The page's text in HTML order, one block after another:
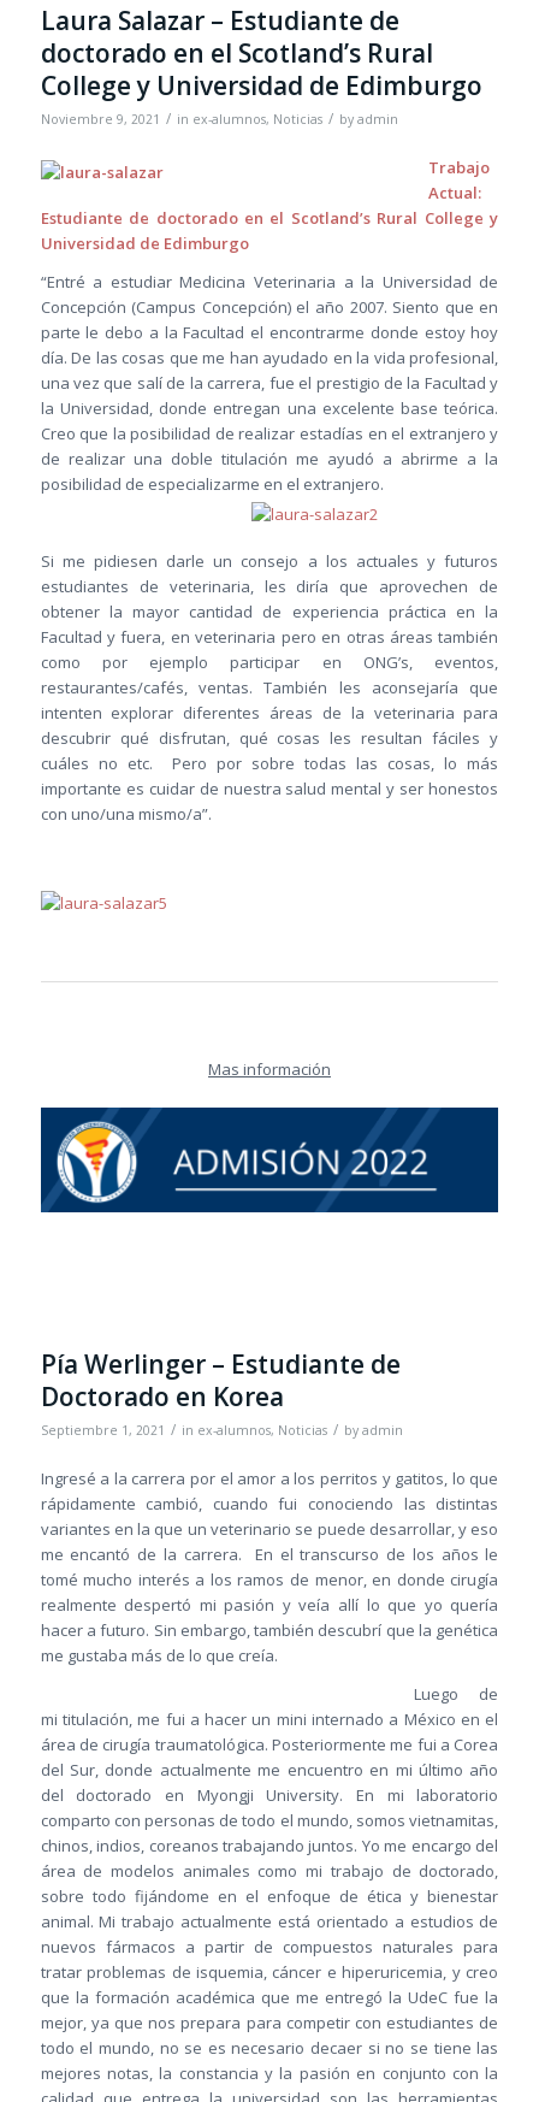
Laura Salazar – Estudiante de
doctorado en el Scotland’s Rural
College y Universidad de Edimburgo
Noviembre 9, 2021 / in ex-alumnos, Noticias / by admin
Trabajo
Actual:
Estudiante de doctorado en el Scotland’s Rural College y
Universidad de Edimburgo
“Entré a estudiar Medicina Veterinaria a la Universidad de
Concepción (Campus Concepción) el año 2007. Siento que en
parte le debo a la Facultad el encontrarme donde estoy hoy
día. De las cosas que me han ayudado en la vida profesional,
una vez que salí de la carrera, fue el prestigio de la Facultad y
la Universidad, donde entregan una excelente base teórica.
Creo que la posibilidad de realizar estadías en el extranjero y
de realizar una doble titulación me ayudó a abrirme a la
posibilidad de especializarme en el extranjero.
Si me pidiesen darle un consejo a los actuales y futuros
estudiantes de veterinaria, les diría que aprovechen de
obtener la mayor cantidad de experiencia práctica en la
Facultad y fuera, en veterinaria pero en otras áreas también
como por ejemplo participar en ONG’s, eventos,
restaurantes/cafés, ventas. También les aconsejaría que
intenten explorar diferentes áreas de la veterinaria para
descubrir qué disfrutan, qué cosas les resultan fáciles y
cuáles no etc. Pero por sobre todas las cosas, lo más
importante es cuidar de nuestra salud mental y ser honestos
con uno/una mismo/a”.
Mas información
Pía Werlinger – Estudiante de
Doctorado en Korea
Septiembre 1, 2021 / in ex-alumnos, Noticias / by admin
Ingresé a la carrera por el amor a los perritos y gatitos, lo que
rápidamente cambió, cuando fui conociendo las distintas
variantes en la que un veterinario se puede desarrollar, y eso
me encantó de la carrera. En el transcurso de los años le
tomé mucho interés a los ramos de menor, en donde cirugía
realmente despertó mi pasión y veía allí lo que yo quería
hacer a futuro. Sin embargo, también descubrí que la genética
me gustaba más de lo que creía.
Luego de
mi titulación, me fui a hacer un mini internado a México en el
área de cirugía traumatológica. Posteriormente me fui a Corea
del Sur, donde actualmente me encuentro en mi último año
del doctorado en Myongji University. En mi laboratorio
comparto con personas de todo el mundo, somos vietnamitas,
chinos, indios, coreanos trabajando juntos. Yo me encargo del
área de modelos animales como mi trabajo de doctorado,
sobre todo fijándome en el enfoque de ética y bienestar
animal. Mi trabajo actualmente está orientado a estudios de
nuevos fármacos a partir de compuestos naturales para
tratar problemas de isquemia, cáncer e hiperuricemia, y creo
que la formación académica que me entregó la UdeC fue la
mejor, ya que nos prepara para competir con estudiantes de
todo el mundo, no se es necesario decaer si no se tiene las
mejores notas, la constancia y la pasión en conjunto con la